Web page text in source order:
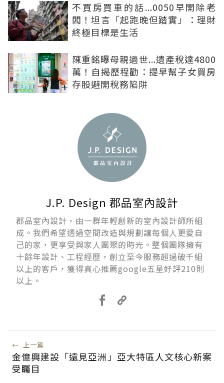
不買房買車的話...0050早開除老
闆！坦言「起跑晚但踏實」：理財
終極目標是生活
陳重銘曝母親過世...遺產稅達4800
萬！自揭歷程勸：提早幫子女買房
存股避開稅務陷阱
J.P. Design 郡品室內設計
郡品室內設計，由一群年輕創新的室內設計師所組
成。我們希望透過空間改造與規劃讓每個人更愛自
己的家，更享受與家人團聚的時光。整個團隊擁有
十餘年設計、工程經歷，創立至今服務超過破千組
以上的客戶，獲得真心推薦google五星好評210則
以上。
← 上一篇
金億興建設「遠見亞洲」亞大特區人文核心新案
受矚目